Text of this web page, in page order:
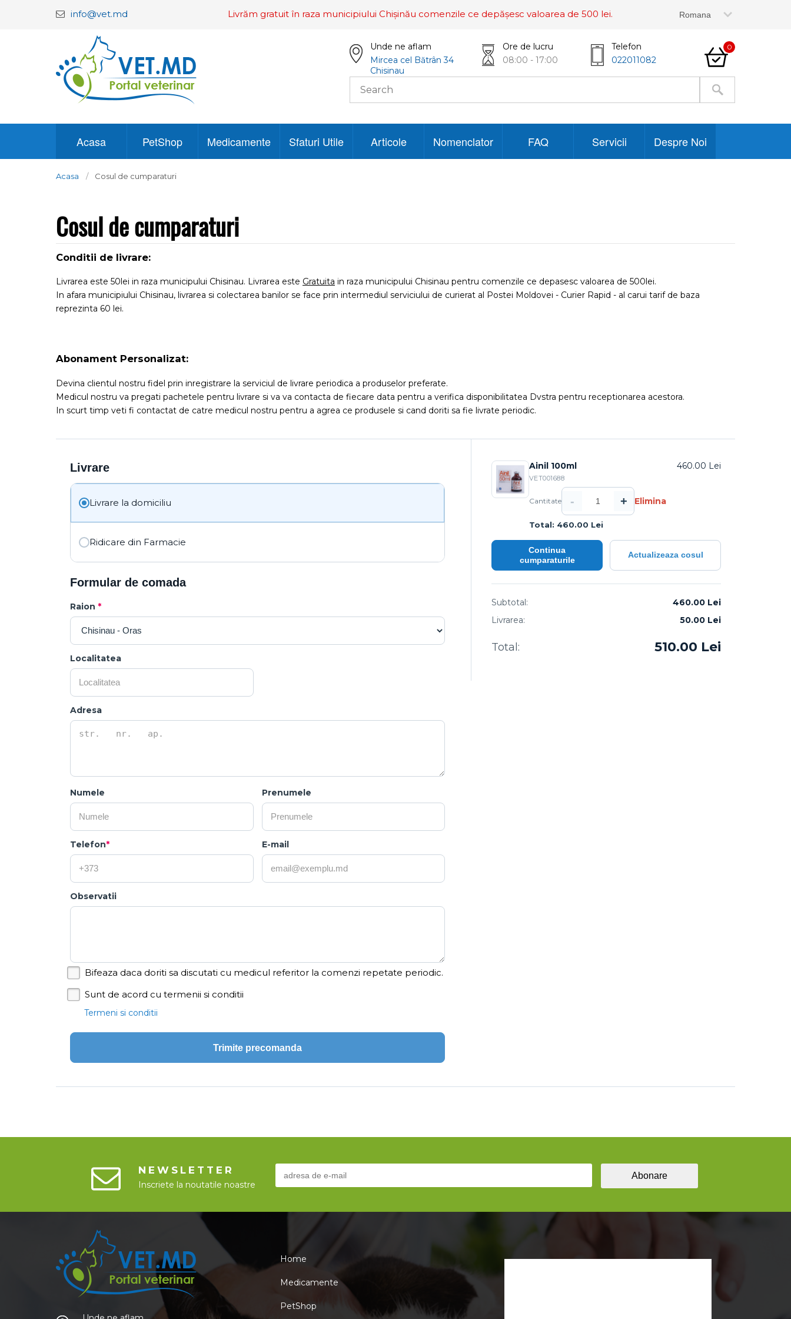
info@vet.md Livrăm gratuit în raza municipiului Chișinău comenzile ce depășesc valoarea de 500 lei.
Unde ne aflam
Mircea cel Bătrân 34
Chisinau
Ore de lucru
08:00 - 17:00
Telefon
022011082
0
Acasa PetShop Medicamente Sfaturi Utile Articole Nomenclator FAQ Servicii Despre Noi
Acasa Cosul de cumparaturi
Cosul de cumparaturi
Conditii de livrare:
Livrarea este 50lei in raza municipului Chisinau. Livrarea este Gratuita in raza municipului Chisinau pentru comenzile ce depasesc valoarea de 500lei.
In afara municipiului Chisinau, livrarea si colectarea banilor se face prin intermediul serviciului de curierat al Postei Moldovei - Curier Rapid - al carui tarif de baza
reprezinta 60 lei.
Abonament Personalizat:
Devina clientul nostru fidel prin inregistrare la serviciul de livrare periodica a produselor preferate.
Medicul nostru va pregati pachetele pentru livrare si va va contacta de fiecare data pentru a verifica disponibilitatea Dvstra pentru receptionarea acestora.
In scurt timp veti fi contactat de catre medicul nostru pentru a agrea ce produsele si cand doriti sa fie livrate periodic.
Livrare
Livrare la domiciliu
Ridicare din Farmacie
Formular de comada
Raion *
Localitatea
Adresa
Numele Prenumele
Telefon* E-mail
Observatii
Bifeaza daca doriti sa discutati cu medicul referitor la comenzi repetate periodic.
Sunt de acord cu termenii si conditii
Termeni si conditii
Trimite precomanda
Ainil 100ml 460.00 Lei
VET001688
Cantitate - + Elimina
Total: 460.00 Lei
Continua
cumparaturile
Actualizeaza cosul
Subtotal:
460.00 Lei
Livrarea:
50.00 Lei
Total: 510.00 Lei
NEWSLETTER
Inscriete la noutatile noastre
Home
Medicamente
PetShop